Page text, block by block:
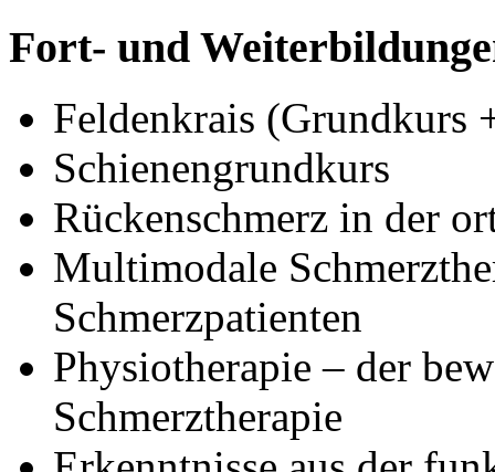
Fort- und
Feldenkrais (Grundkurs
Schienengrundkurs
Rückenschmerz in der
Multimodale
Schmerzpatienten
Physiotherapie – der
Schmerztherapie